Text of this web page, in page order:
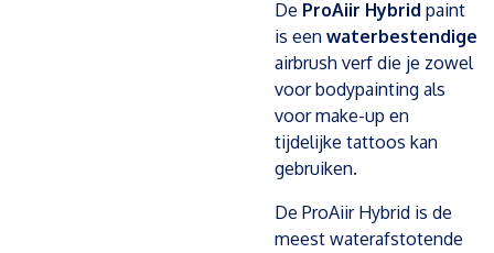
De ProAiir Hybrid paint
is een waterbestendige
airbrush verf die je zowel
voor bodypainting als
voor make-up en
tijdelijke tattoos kan
gebruiken.
De ProAiir Hybrid is de
meest waterafstotende